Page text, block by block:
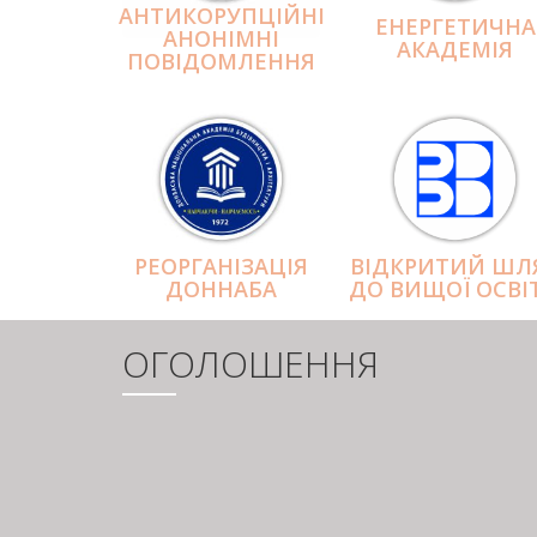
АНТИКОРУПЦІЙНІ
АНОНІМНІ
ПОВІДОМЛЕННЯ
ЕНЕРГЕТИЧНА
АКАДЕМІЯ
РЕОРГАНІЗАЦІЯ
ДОННАБА
ВІДКРИТИЙ
ДО ВИЩОЇ
ОГОЛОШЕННЯ